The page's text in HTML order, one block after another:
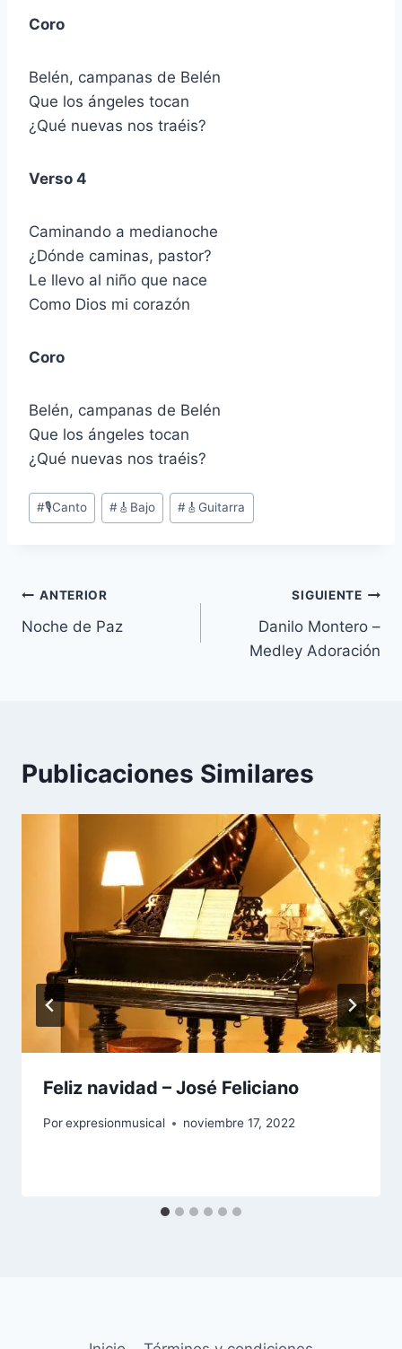
Coro
Belén, campanas de Belén
Que los ángeles tocan
¿Qué nuevas nos traéis?
Verso 4
Caminando a medianoche
¿Dónde caminas, pastor?
Le llevo al niño que nace
Como Dios mi corazón
Coro
Belén, campanas de Belén
Que los ángeles tocan
¿Qué nuevas nos traéis?
Etiquetas
de
#🎙Canto #🎸Bajo #🎸Guitarra
Navegación
de
ANTERIOR
Noche de Paz
SIGUIENTE
Danilo Montero –
Medley Adoración
Publicaciones Similares
Feliz navidad – José Feliciano
Porexpresionmusical noviembre 17, 2022